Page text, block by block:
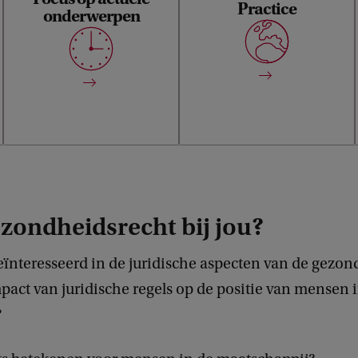
onderwerpen
onderwerpen in het
werkveld, zoals
digitalisering, het
euthanasierecht en
vraagstukken rondom
Practice
een eigentijdse manier van
leren, waarbij reflectie op
eigen ervaringen en het
ontwikkelen van een
professionele identiteit
bij jou?
in de juridische aspecten van de
van juridische regels op de positie van mensen